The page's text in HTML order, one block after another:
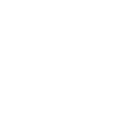
auf Antrag
der
bei der zuständigen
schriftlich oder
Behörde
Antrag stellen.